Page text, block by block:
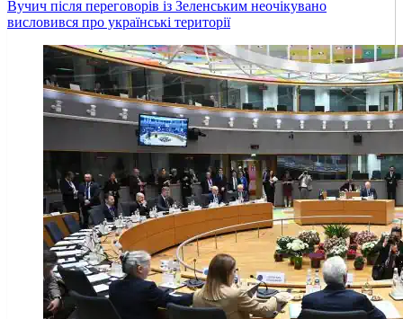
Вучич після переговорів із Зеленським неочікувано
висловився про українські території